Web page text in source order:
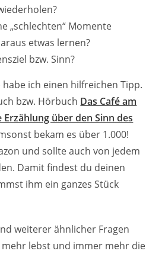
„schlechten“ Momente
etwas lernen?
bzw. Sinn?
habe ich einen hilfreichen Tipp.
bzw. Hörbuch Das Café am
Erzählung über den Sinn des
bekam es über 1.000!
und sollte auch von jedem
Damit findest du deinen
ihm ein ganzes Stück
weiterer ähnlicher Fragen
lebst und immer mehr die